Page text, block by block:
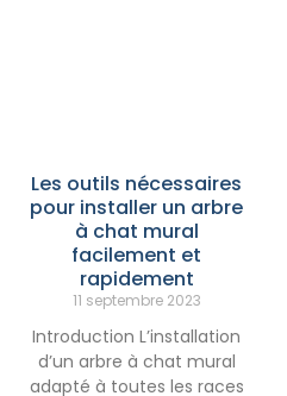
Les outils nécessaires
pour installer un arbre
à chat mural
facilement et
rapidement
11 septembre 2023
Introduction L’installation
d’un arbre à chat mural
adapté à toutes les races